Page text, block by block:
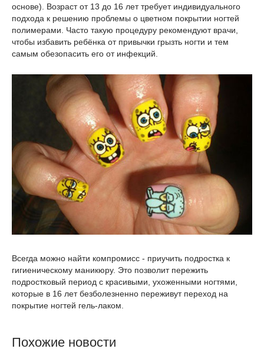
основе). Возраст от 13 до 16 лет требует индивидуального
подхода к решению проблемы о цветном покрытии ногтей
полимерами. Часто такую процедуру рекомендуют врачи,
чтобы избавить ребёнка от привычки грызть ногти и тем
самым обезопасить его от инфекций.
Всегда можно найти компромисс - приучить подростка к
гигиеническому маникюру. Это позволит пережить
подростковый период с красивыми, ухоженными ногтями,
которые в 16 лет безболезненно переживут переход на
покрытие ногтей гель-лаком.
Похожие новости